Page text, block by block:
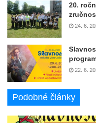
20.
24. 6.
22. 6.
Podobné články